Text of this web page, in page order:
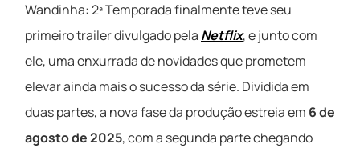
Wandinha: 2ª Temporada finalmente teve seu
primeiro trailer divulgado pela Netflix, e junto com
ele, uma enxurrada de novidades que prometem
elevar ainda mais o sucesso da série. Dividida em
duas partes, a nova fase da produção estreia em 6 de
agosto de 2025, com a segunda parte chegando